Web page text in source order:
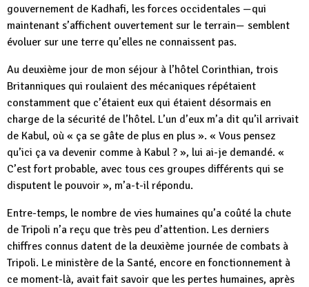
gouvernement de Kadhafi, les forces occidentales —qui
maintenant s’affichent ouvertement sur le terrain— semblent
évoluer sur une terre qu’elles ne connaissent pas.
Au deuxième jour de mon séjour à l’hôtel Corinthian, trois
Britanniques qui roulaient des mécaniques répétaient
constamment que c’étaient eux qui étaient désormais en
charge de la sécurité de l’hôtel. L’un d’eux m’a dit qu’il arrivait
de Kabul, où « ça se gâte de plus en plus ». « Vous pensez
qu’ici ça va devenir comme à Kabul ? », lui ai-je demandé. «
C’est fort probable, avec tous ces groupes différents qui se
disputent le pouvoir », m’a-t-il répondu.
Entre-temps, le nombre de vies humaines qu’a coûté la chute
de Tripoli n’a reçu que très peu d’attention. Les derniers
chiffres connus datent de la deuxième journée de combats à
Tripoli. Le ministère de la Santé, encore en fonctionnement à
ce moment-là, avait fait savoir que les pertes humaines, après